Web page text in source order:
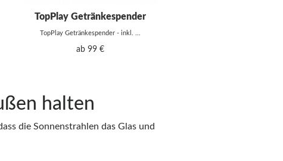
TopPlay Getränkespender
TopPlay Getränkespender - inkl. ...
ab 99 €
halten
die Sonnenstrahlen das Glas und